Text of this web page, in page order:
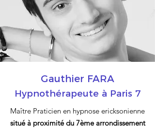
Gauthier FARA
Hypnothérapeute à Paris 7
Maître Praticien en hypnose ericksonienne
situé à proximité du 7ème arrondissement